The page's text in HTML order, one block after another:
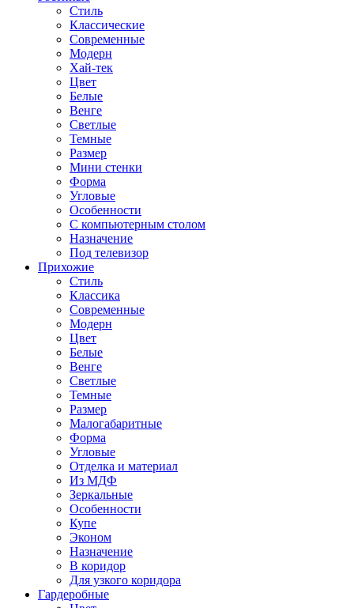
Стиль
Классические
Современные
Модерн
Хай-тек
Цвет
Белые
Венге
Светлые
Темные
Размер
Мини стенки
Форма
Угловые
Особенности
С компьютерным столом
Назначение
Под телевизор
Прихожие
Стиль
Классика
Современные
Модерн
Цвет
Белые
Венге
Светлые
Темные
Размер
Малогабаритные
Форма
Угловые
Отделка и материал
Из МДФ
Зеркальные
Особенности
Купе
Эконом
Назначение
В коридор
Для узкого коридора
Гардеробные